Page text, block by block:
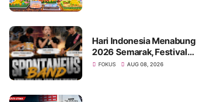
Hari Indonesia Menabung
2026 Semarak, Festival
Band Pelajar dan Mahasiswa
FOKUS AUG 08, 2026